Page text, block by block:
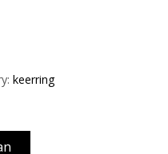
keerring